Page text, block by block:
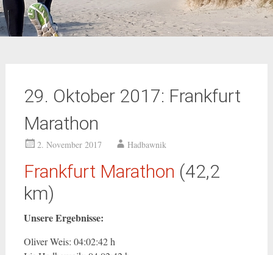
29. Oktober 2017: Frankfurt
Marathon
2. November 2017 Hadbawnik
Frankfurt Marathon (42,2
km)
Unsere Ergebnisse:
Oliver Weis: 04:02:42 h